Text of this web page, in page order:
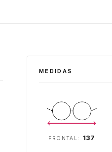
MEDIDAS
FRONTAL: 137